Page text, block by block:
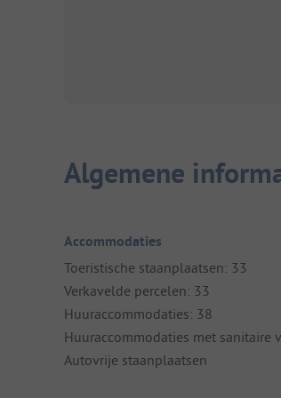
Algemene
Accommodaties
Toeristische staanplaatsen: 33
Verkavelde percelen: 33
Huuraccommodaties: 38
Huuraccommodaties met sanitaire
Autovrije staanplaatsen